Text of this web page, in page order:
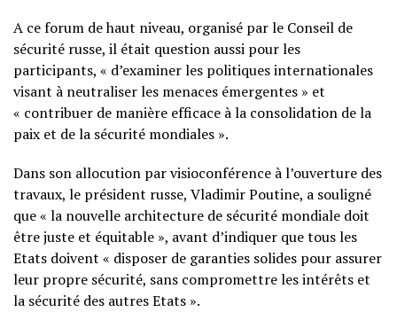
A ce forum de haut niveau, organisé par le Conseil de
sécurité russe, il était question aussi pour les
participants, « d’examiner les politiques internationales
visant à neutraliser les menaces émergentes » et
« contribuer de manière efficace à la consolidation de la
paix et de la sécurité mondiales ».
Dans son allocution par visioconférence à l’ouverture des
travaux, le président russe, Vladimir Poutine, a souligné
que « la nouvelle architecture de sécurité mondiale doit
être juste et équitable », avant d’indiquer que tous les
Etats doivent « disposer de garanties solides pour assurer
leur propre sécurité, sans compromettre les intérêts et
la sécurité des autres Etats ».